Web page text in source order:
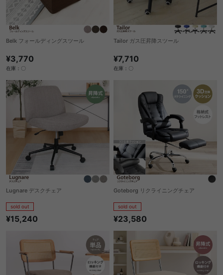
Belk フォールディングスツール
¥3,770
在庫：〇
Tailor ガス圧昇降スツール
¥7,710
在庫：〇
Lugnare デスクチェア
sold out
¥15,240
Goteborg リクライニングチェア
sold out
¥23,580